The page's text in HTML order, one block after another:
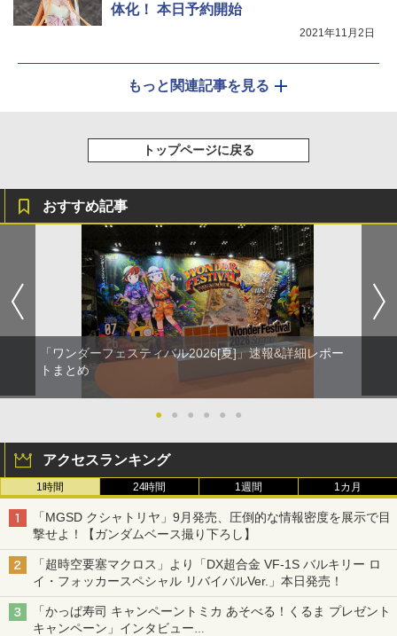
体化！ 本日予約開始
2021年11月2日
もっと関連記事を見る
トップページに戻る
おすすめ記事
「ワンダーフェスティバル2026[夏]」速報&詳細レポー
トまとめ
● ● ● ● ● ●
アクセスランキング
1時間 24時間 1週間 1カ月
「MGSD クシャトリヤ」9月発売、圧倒的な情報密度を展示で目
撃せよ！【ガンダムベース撮り下ろし】
「超時空要塞マクロス」より「DX超合金 VF-1S バルキリー ロ
イ・フォッカースペシャル リバイバルVer.」本日発売！
「かっぱ寿司 キャンペーントミカ あそべる！くるま プレゼント
キャンペーン」インタビュー